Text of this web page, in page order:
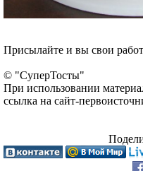
Присылайте и вы свои
© "СуперТосты"
При использовании
ссылка на сайт-